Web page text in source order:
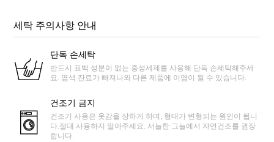
세탁 주의사항 안내
단독 손세탁
반드시 표백 성분이 없는 중성세제를 사용해 단독 손세탁해주세
요. 염색 잔료가 빠져나와 다른 제품에 이염이 될 수 있습니다.
건조기 금지
건조기 사용은 옷감을 상하게 하며, 형태가 변형되는 원인이 됩니
다.절대 사용하지 말아주세요. 서늘한 그늘에서 자연건조를 권장
합니다.